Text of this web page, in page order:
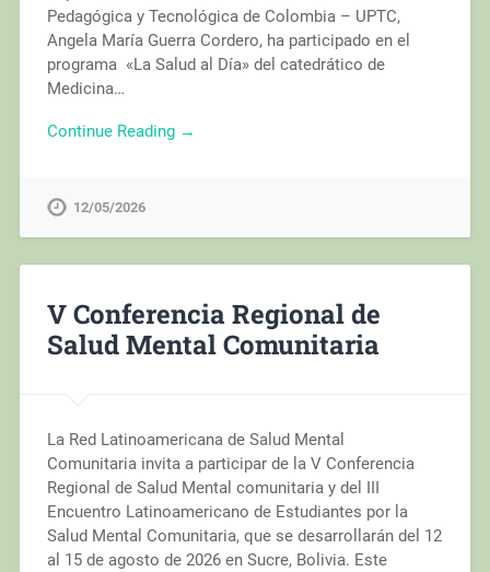
Pedagógica y Tecnológica de Colombia – UPTC,
Angela María Guerra Cordero, ha participado en el
programa «La Salud al Día» del catedrático de
Medicina…
Continue Reading →
12/05/2026
V Conferencia Regional de
Salud Mental Comunitaria
La Red Latinoamericana de Salud Mental
Comunitaria invita a participar de la V Conferencia
Regional de Salud Mental comunitaria y del III
Encuentro Latinoamericano de Estudiantes por la
Salud Mental Comunitaria, que se desarrollarán del 12
al 15 de agosto de 2026 en Sucre, Bolivia. Este